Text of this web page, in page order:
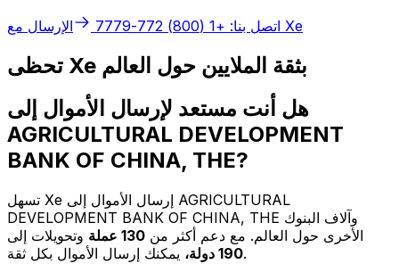
اتصل بنا: +1 (800) 772-7779 الإرسال مع Xe
تحظى Xe بثقة الملايين حول العالم
هل أنت مستعد لإرسال الأموال إلى
AGRICULTURAL DEVELOPMENT
BANK OF CHINA, THE?
تسهل Xe إرسال الأموال إلى AGRICULTURAL
DEVELOPMENT BANK OF CHINA, THE وآلاف البنوك
الأخرى حول العالم. مع دعم أكثر من 130 عملة
وتحويلات إلى
190 دولة،يمكنك إرسال الأموال بكل ثقة.